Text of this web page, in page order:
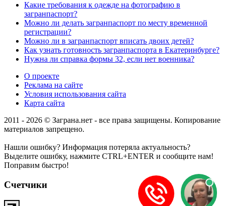
Какие требования к одежде на фотографию в
загранпаспорт?
Можно ли делать загранпаспорт по месту временной
регистрации?
Можно ли в загранпаспорт вписать двоих детей?
Как узнать готовность загранпаспорта в Екатеринбурге?
Нужна ли справка формы 32, если нет военника?
О проекте
Реклама на сайте
Условия использования сайта
Карта сайта
2011 - 2026 © Заграна.нет - все права защищены. Копирование
материалов запрещено.
Нашли ошибку? Информация потеряла актуальность?
Выделите ошибку, нажмите CTRL+ENTER и сообщите нам!
Поправим быстро!
Счетчики